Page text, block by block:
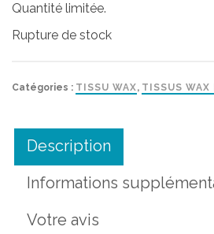
Quantité limitée.
Rupture de stock
Catégories : TISSU WAX, TISSUS WAX
Description
Informations
Votre avis